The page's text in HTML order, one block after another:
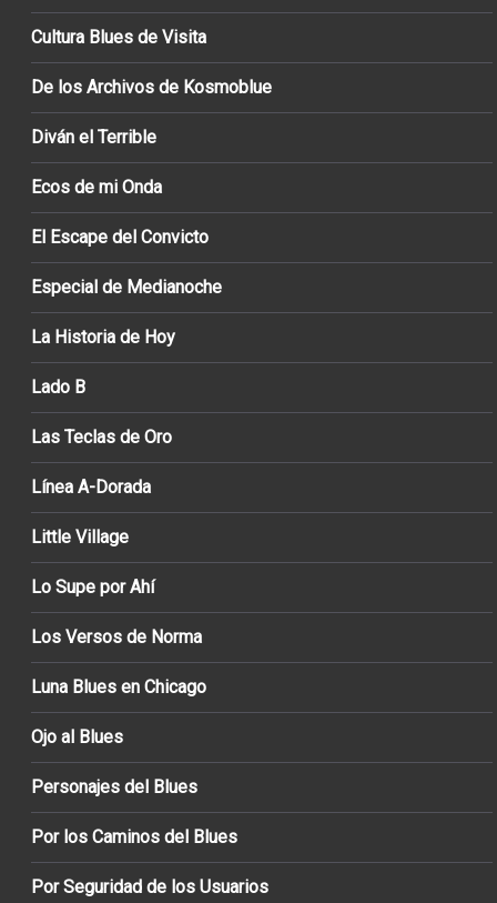
Cultura Blues de Visita
De los Archivos de Kosmoblue
Diván el Terrible
Ecos de mi Onda
El Escape del Convicto
Especial de Medianoche
La Historia de Hoy
Lado B
Las Teclas de Oro
Línea A-Dorada
Little Village
Lo Supe por Ahí
Los Versos de Norma
Luna Blues en Chicago
Ojo al Blues
Personajes del Blues
Por los Caminos del Blues
Por Seguridad de los Usuarios